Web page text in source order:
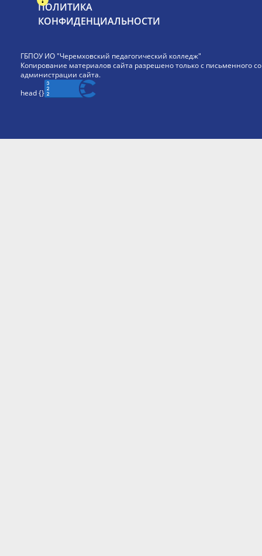
ПОЛИТИКА
КОНФИДЕНЦИАЛЬНОСТИ
ГБПОУ ИО "Черемховский педагогический колледж"
Копирование материалов сайта разрешено только с письменного
администрации сайта.
head {}